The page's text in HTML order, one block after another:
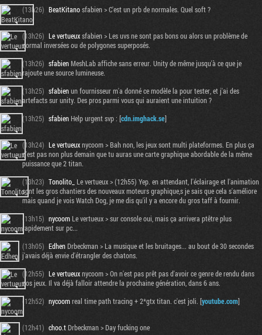
(13h26) BeatKitanosfabien > C'est un prb de normales. Quel soft ?
(13h26) Le vertueuxsfabien > Les uvs ne sont pas bons ou alors un problème de
normal inversées ou de polygones superposés.
(13h26) sfabienMeshLab affiche sans erreur. Unity de même jusqu'à ce que je
rajoute une source lumineuse.
(13h25) sfabienun fournisseur m'a donné ce modèle la pour tester, et j'ai des
artefacts sur unity. Des pros parmi vous qui auraient une intuition ?
(13h25) sfabienHelp urgent svp : [cdn.imghack.se]
(13h24) Le vertueuxnycoom > Bah non, les jeux sont multi plateformes. En plus ça
n'est pas non plus demain que tu auras une carte graphique abordable de la même
puissance que 2 titan.
(13h23) Tonolito_ Le vertueux > (12h55) Yep. en attendant, l'éclairage et l'animation
sont les gros chantiers des nouveaux moteurs graphique,s je sais que cela s'améliore
mais quand je vois Watch Dog, je me dis qu'il y a encore du gros taff à fournir.
(13h15) nycoomLe vertueux > sur console oui, mais ça arrivera ptêtre plus
rapidement sur pc...
(13h05) EdhenDrbeckman > La musique et les bruitages... au bout de 30 secondes
j'avais déjà envie d'étrangler des chatons.
(12h55) Le vertueuxnycoom > On n'est pas prêt pas d'avoir ce genre de rendu dans
nos jeux. Il va déjà falloir attendre la prochaine génération, dans 6 ans.
(12h52) nycoomreal time path tracing + 2*gtx titan. c'est joli. [youtube.com]
(12h41) choo.tDrbeckman > Day fucking one